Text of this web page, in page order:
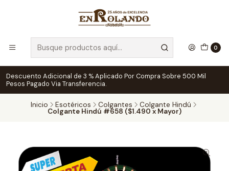
0
Descuento Adicional de 3 % Aplicado Por Compra Sobre 500 Mil
Pesos Pagado Via Transferencia.
Inicio Esotéricos Colgantes Colgante Hindú
Colgante Hindú #658 ($1.490 x Mayor)